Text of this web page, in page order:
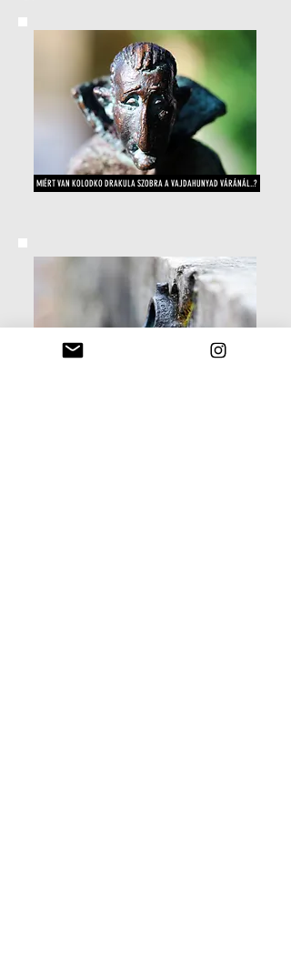
MIÉRT VAN KOLODKO DRAKULA SZOBRA A VAJDAHUNYAD VÁRÁNÁL..?